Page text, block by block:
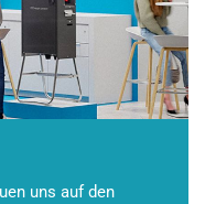
uns auf den